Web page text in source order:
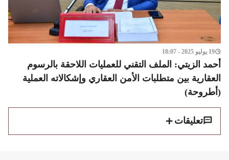
19 يوليو 2025 - 18:07
أحمد الزيتي: الملف التقني للعمليات اللاحقة بالرسوم
العقارية بين متطلبات الأمن العقاري وإشكالاته العملية
(أطروحة)
تعليقات